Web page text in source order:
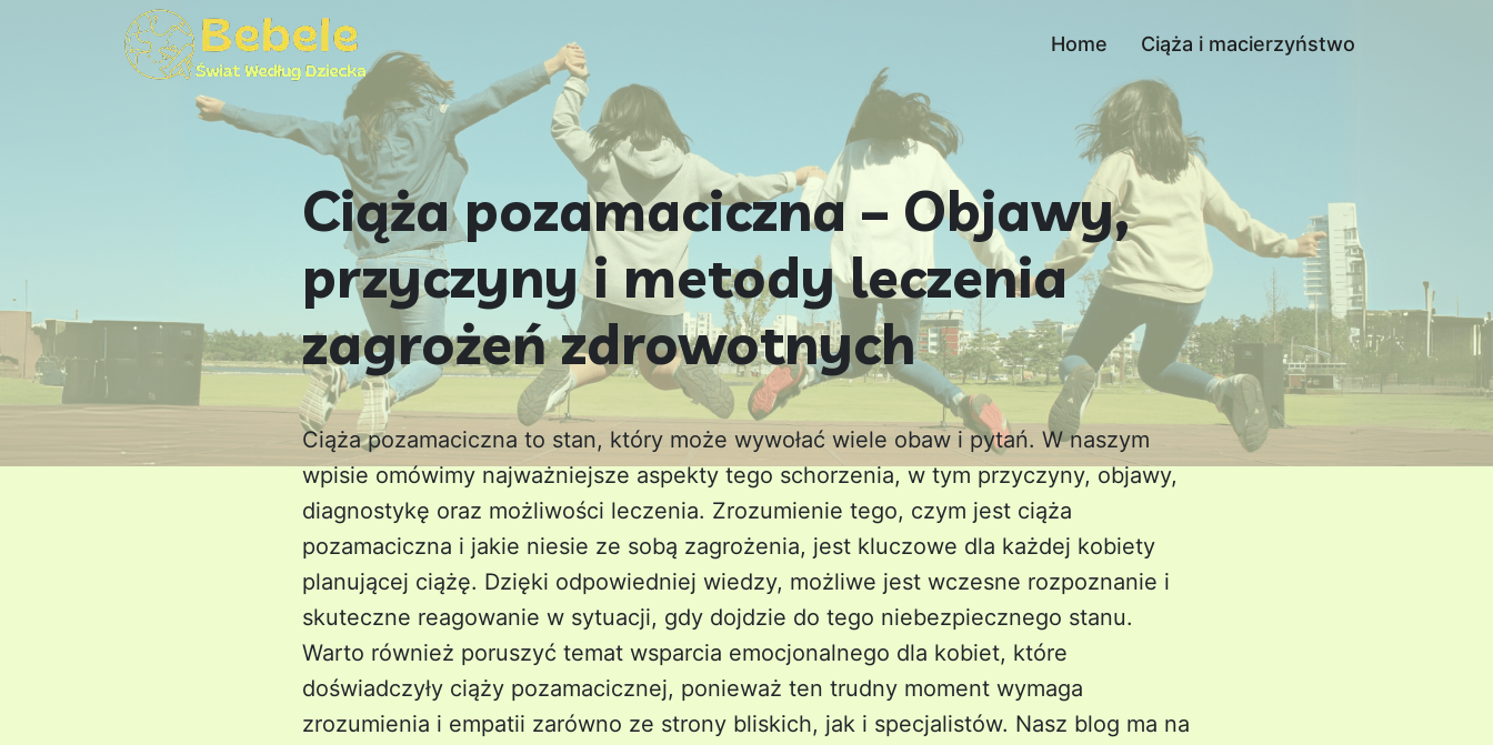
Home Ciąża i macierzyństwo
Ciąża pozamaciczna – Objawy,
przyczyny i metody leczenia
zagrożeń zdrowotnych
Ciąża pozamaciczna to stan, który może wywołać wiele obaw i pytań. W naszym
wpisie omówimy najważniejsze aspekty tego schorzenia, w tym przyczyny, objawy,
diagnostykę oraz możliwości leczenia. Zrozumienie tego, czym jest ciąża
pozamaciczna i jakie niesie ze sobą zagrożenia, jest kluczowe dla każdej kobiety
planującej ciążę. Dzięki odpowiedniej wiedzy, możliwe jest wczesne rozpoznanie i
skuteczne reagowanie w sytuacji, gdy dojdzie do tego niebezpiecznego stanu.
Warto również poruszyć temat wsparcia emocjonalnego dla kobiet, które
doświadczyły ciąży pozamacicznej, ponieważ ten trudny moment wymaga
zrozumienia i empatii zarówno ze strony bliskich, jak i specjalistów. Nasz blog ma na